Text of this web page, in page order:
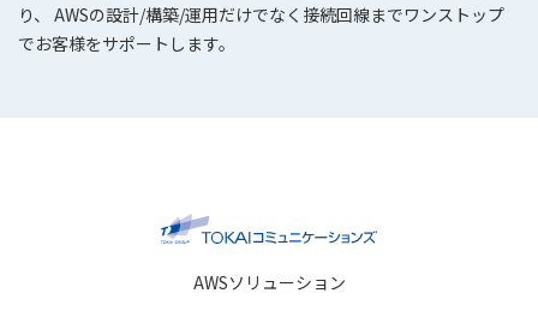
り、 AWSの設計/構築/運用だけでなく接続回線までワンストップ
でお客様をサポートします。
AWSソリューション